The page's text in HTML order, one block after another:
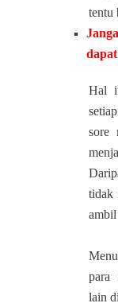
tentu
Hal
sore
tidak
para
lain